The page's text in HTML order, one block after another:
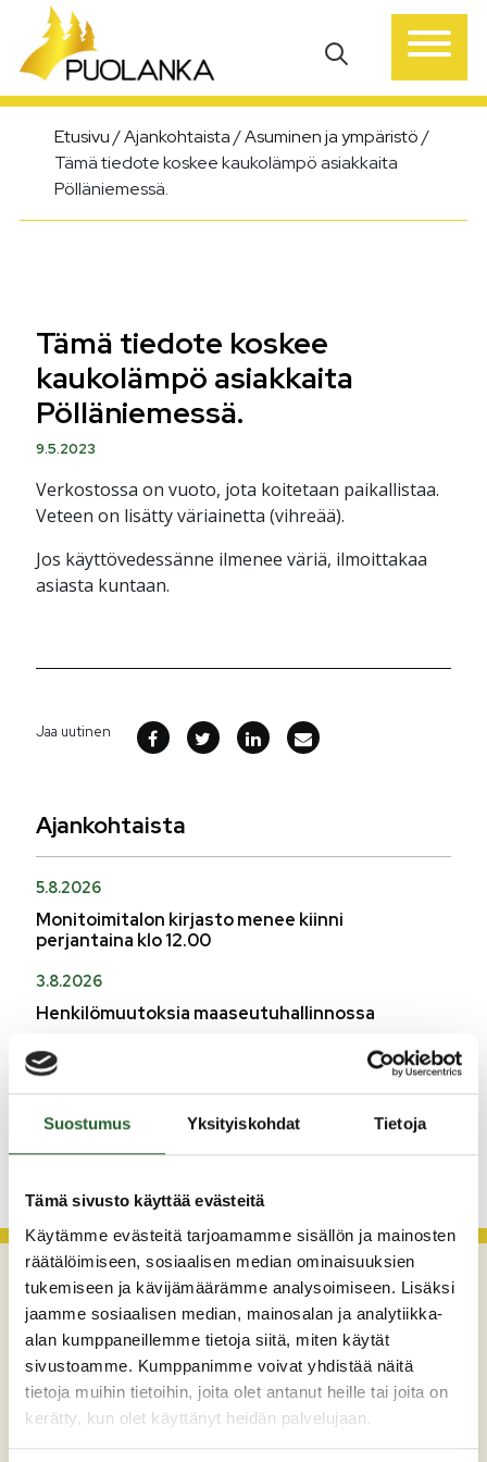
Suostumus Yksityiskohdat Tietoja
Tämä sivusto käyttää evästeitä
Käytämme evästeitä tarjoamamme sisällön ja mainosten
räätälöimiseen, sosiaalisen median ominaisuuksien
tukemiseen ja kävijämäärämme analysoimiseen. Lisäksi
jaamme sosiaalisen median, mainosalan ja analytiikka-
alan kumppaneillemme tietoja siitä, miten käytät
sivustoamme. Kumppanimme voivat yhdistää näitä
tietoja muihin tietoihin, joita olet antanut heille tai joita on
kerätty, kun olet käyttänyt heidän palvelujaan.
Päävalikko
Etusivu/Ajankohtaista/Asuminen ja ympäristö/
Tämä tiedote koskee kaukolämpö asiakkaita
Pölläniemessä.
Tämä tiedote koskee
kaukolämpö asiakkaita
Pölläniemessä.
9.5.2023
Verkostossa on vuoto, jota koitetaan paikallistaa.
Veteen on lisätty väriainetta (vihreää).
Jos käyttövedessänne ilmenee väriä, ilmoittakaa
asiasta kuntaan.
Jaa uutinen
Ajankohtaista
5.8.2026
Monitoimitalon kirjasto menee kiinni
perjantaina klo 12.00
3.8.2026
Henkilömuutoksia maaseutuhallinnossa
29.7.2026
KATSO KAIKKI
Maaherrankatu 7